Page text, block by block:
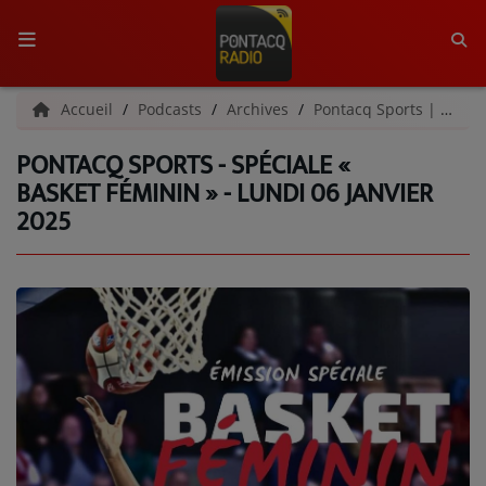
ACCUEIL
RADIO
QUI SOMMES-NOUS ?
L'ÉQUIPE
GRILLE DES PROGRAMMES
C'ÉTAIT QUOI CE TITRE ?
MÉDIAS
PODCASTS - SAISON 2026/2027
Accueil Podcasts Archives Pontacq Sports | Archives
PONTACQ SPORTS - SPÉCIALE «
BASKET FÉMININ » - LUNDI 06 JANVIER
2025